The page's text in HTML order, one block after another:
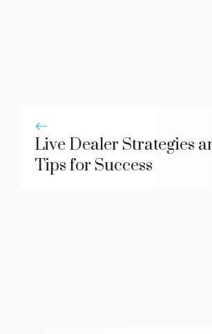
Live Dealer Strategies
Tips for Success